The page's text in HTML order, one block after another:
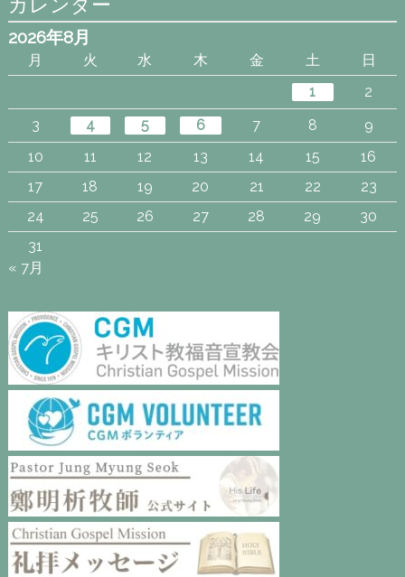
カレンダー
2026年8月
月 火 水 木 金 土
日
1
2
3
4 5 6 7 8
9
10
11 12 13 14 15
16
17
18 19 20 21 22
23
24
25 26 27 28 29
30
31
« 7月